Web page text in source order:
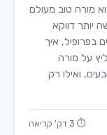
מורה טוב מעולם
יותר דווקא
בפרופיל, איך
על מורה
ואילו רק
⏱ 3 דק' קריאה